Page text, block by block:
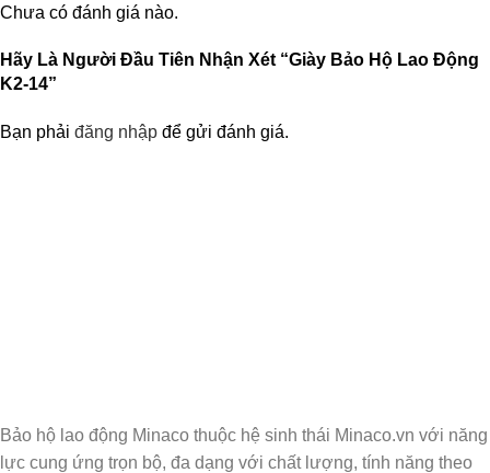
Chưa có đánh giá nào.
Hãy Là Người Đầu Tiên Nhận Xét “Giày Bảo Hộ Lao Động
K2-14”
Bạn phải đăng nhập để gửi đánh giá.
Bảo hộ lao động Minaco thuộc hệ sinh thái Minaco.vn với năng
lực cung ứng trọn bộ, đa dạng với chất lượng, tính năng theo